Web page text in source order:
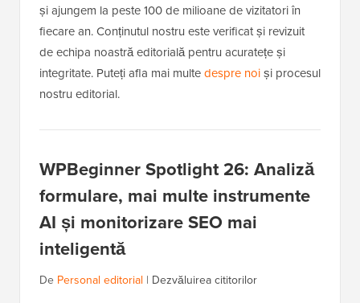
și ajungem la peste 100 de milioane de vizitatori în
fiecare an. Conținutul nostru este verificat și revizuit
de echipa noastră editorială pentru acuratețe și
integritate. Puteți afla mai multedespre noiși procesul
nostru editorial.
WPBeginner Spotlight 26: Analiză
formulare, mai multe instrumente
AI și monitorizare SEO mai
inteligentă
De Personal editorial | Dezvăluirea cititorilor